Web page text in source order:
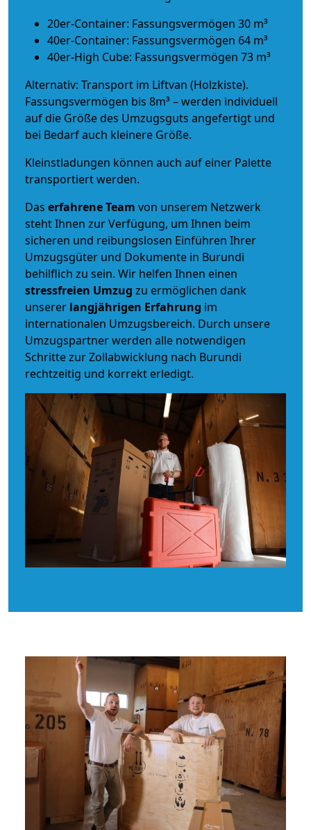
20er-Container: Fassungsvermögen 30 m³
40er-Container: Fassungsvermögen 64 m³
40er-High Cube: Fassungsvermögen 73 m³
Alternativ: Transport im Liftvan (Holzkiste).
Fassungsvermögen bis 8m³ – werden individuell
auf die Größe des Umzugsguts angefertigt und
bei Bedarf auch kleinere Größe.
Kleinstladungen können auch auf einer Palette
transportiert werden.
Das erfahrene Team von unserem Netzwerk
steht Ihnen zur Verfügung, um Ihnen beim
sicheren und reibungslosen Einführen Ihrer
Umzugsgüter und Dokumente in Burundi
behilflich zu sein. Wir helfen Ihnen einen
stressfreien Umzug zu ermöglichen dank
unserer langjährigen Erfahrung im
internationalen Umzugsbereich. Durch unsere
Umzugspartner werden alle notwendigen
Schritte zur Zollabwicklung nach Burundi
rechtzeitig und korrekt erledigt.